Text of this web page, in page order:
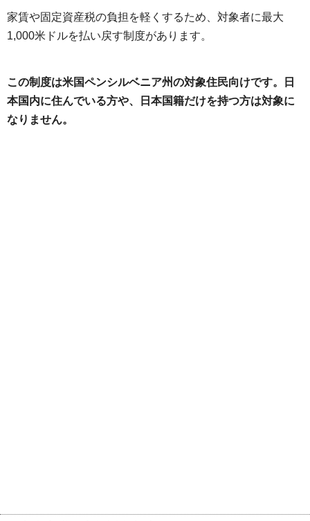
家賃や固定資産税の負担を軽くするため、対象者に最大
1,000米ドルを払い戻す制度があります。
この制度は米国ペンシルベニア州の対象住民向けです。日
本国内に住んでいる方や、日本国籍だけを持つ方は対象に
なりません。